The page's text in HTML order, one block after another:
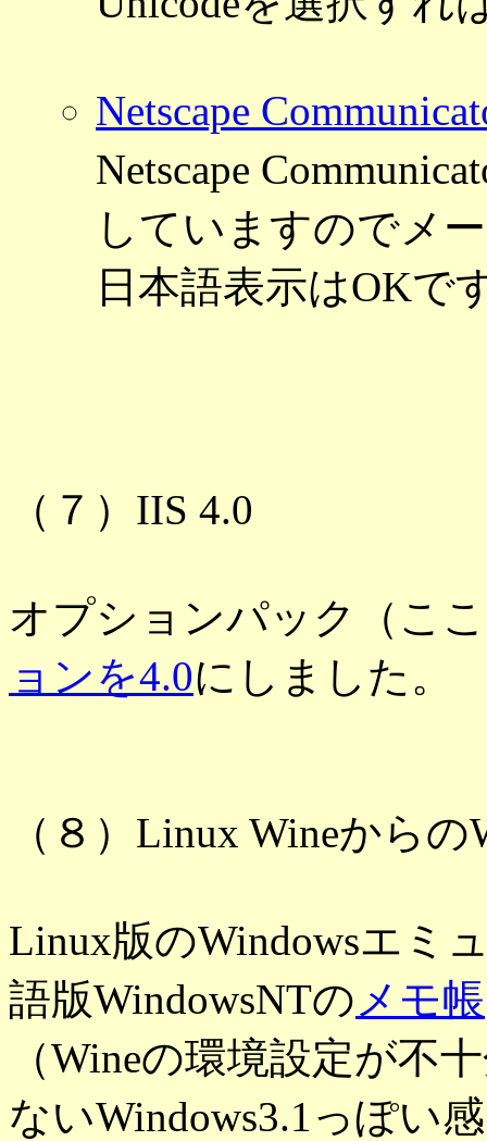
Netscape
Netscape
していますのでメ
日本語表示はOKで
（７）IIS 4.0
オプションパック（こ
ョンを4.0にしました。
（８）Linux Wineからの
Linux版のWindowsエミ
語版WindowsNTの メモ帳
（Wineの環境設定が不
ないWindows3.1っぽい